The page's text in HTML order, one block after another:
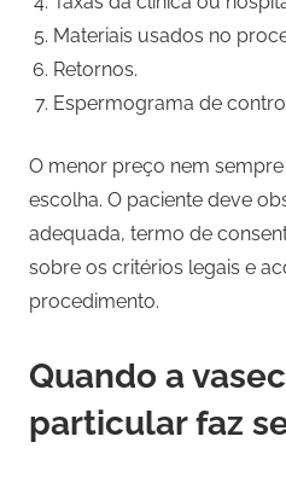
Materiais usados no
Retornos.
Espermograma de
O menor preço nem
escolha. O paciente deve
adequada, termo de
sobre os critérios legais e
procedimento.
Quando a
particular faz